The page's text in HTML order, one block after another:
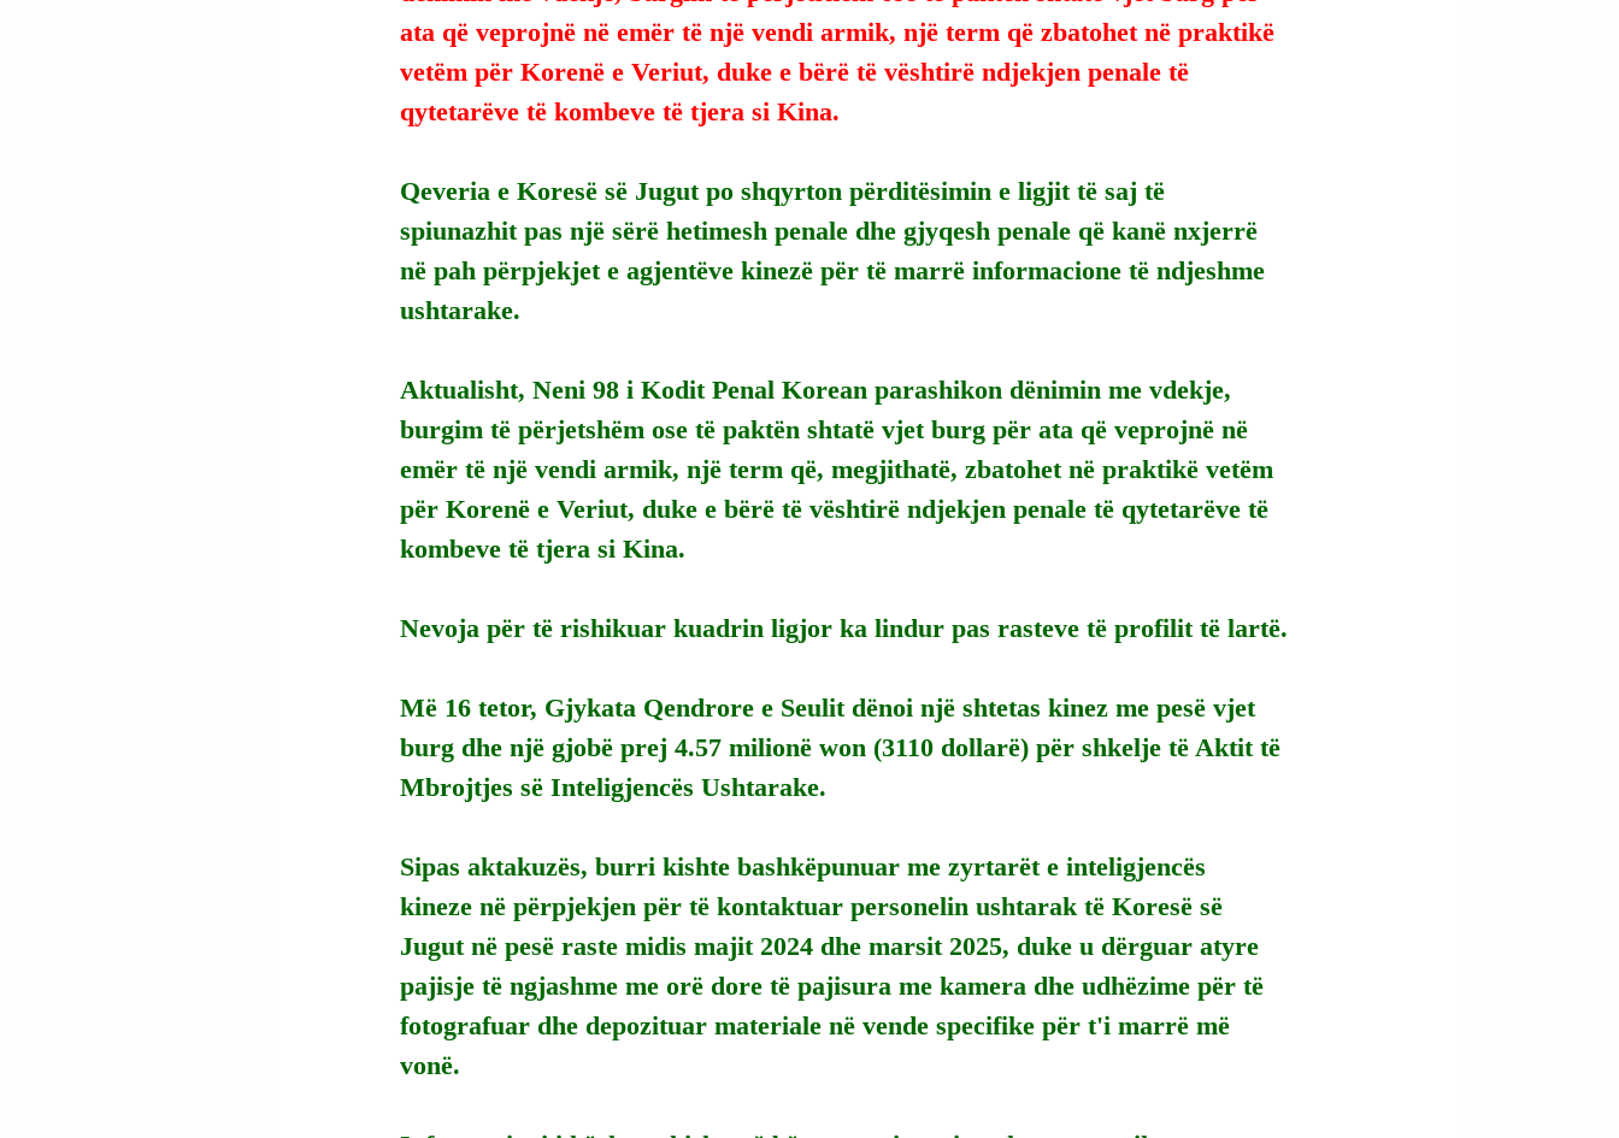
ata që veprojnë në emër të një vendi armik, një term që zbatohet në praktikë
vetëm për Korenë e Veriut, duke e bërë të vështirë ndjekjen penale të
qytetarëve të kombeve të tjera si Kina.
Qeveria e Koresë së Jugut po shqyrton përditësimin e ligjit të saj të
spiunazhit pas një sërë hetimesh penale dhe gjyqesh penale që kanë nxjerrë
në pah përpjekjet e agjentëve kinezë për të marrë informacione të ndjeshme
ushtarake.
Aktualisht, Neni 98 i Kodit Penal Korean parashikon dënimin me vdekje,
burgim të përjetshëm ose të paktën shtatë vjet burg për ata që veprojnë në
emër të një vendi armik, një term që, megjithatë, zbatohet në praktikë vetëm
për Korenë e Veriut, duke e bërë të vështirë ndjekjen penale të qytetarëve të
kombeve të tjera si Kina.
Nevoja për të rishikuar kuadrin ligjor ka lindur pas rasteve të profilit të lartë.
Më 16 tetor, Gjykata Qendrore e Seulit dënoi një shtetas kinez me pesë vjet
burg dhe një gjobë prej 4.57 milionë won (3110 dollarë) për shkelje të Aktit të
Mbrojtjes së Inteligjencës Ushtarake.
Sipas aktakuzës, burri kishte bashkëpunuar me zyrtarët e inteligjencës
kineze në përpjekjen për të kontaktuar personelin ushtarak të Koresë së
Jugut në pesë raste midis majit 2024 dhe marsit 2025, duke u dërguar atyre
pajisje të ngjashme me orë dore të pajisura me kamera dhe udhëzime për të
fotografuar dhe depozituar materiale në vende specifike për t'i marrë më
vonë.